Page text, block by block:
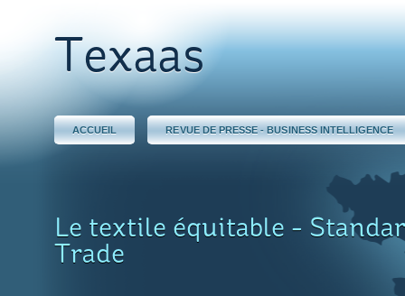
Texaas
ACCUEIL REVUE DE PRESSE - BUSINESS INTELLIGENCE
Le textile équitable -
Trade